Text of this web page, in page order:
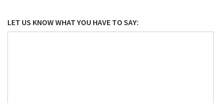
LET US KNOW WHAT YOU HAVE TO SAY: